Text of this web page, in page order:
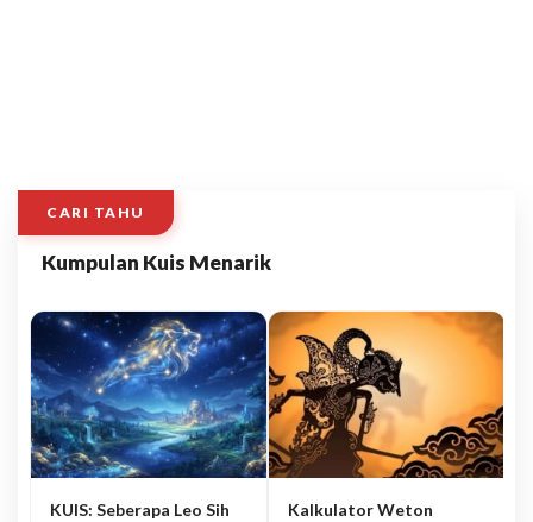
CARI TAHU
Kumpulan Kuis Menarik
KUIS: Seberapa Leo Sih
Kalkulator Weton